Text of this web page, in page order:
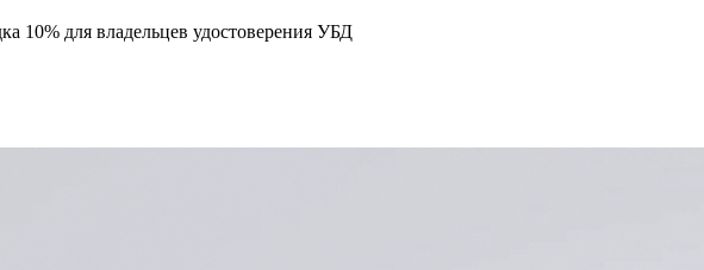
10% для владельцев удостоверения УБД